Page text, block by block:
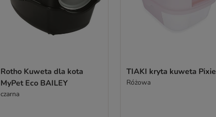
Rotho Kuweta dla kota
MyPet Eco BAILEY
czarna
TIAKI kryta kuweta Pixie
Różowa